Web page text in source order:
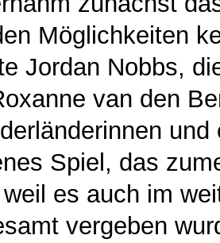
Möglichkeiten
Jordan Nobbs,
van den
Spiel, das
es auch im
vergeben